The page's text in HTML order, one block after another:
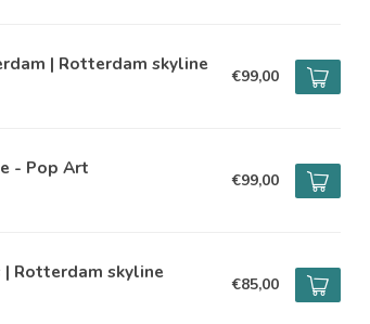
| Rotterdam skyline
€99,00
- Pop Art
€99,00
Rotterdam skyline
€85,00